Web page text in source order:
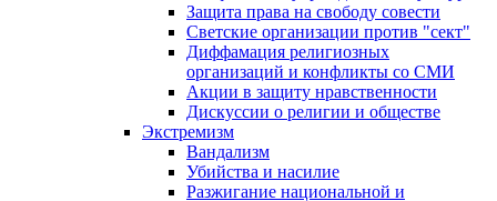
Защита права на свободу совести
Светские организации против "сект"
Диффамация религиозных
организаций и конфликты со СМИ
Акции в защиту нравственности
Дискуссии о религии и обществе
Экстремизм
Вандализм
Убийства и насилие
Разжигание национальной и